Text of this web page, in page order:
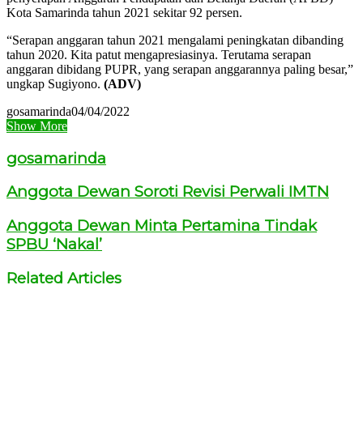
Kota Samarinda tahun 2021 sekitar 92 persen.
“Serapan anggaran tahun 2021 mengalami peningkatan dibanding
tahun 2020. Kita patut mengapresiasinya. Terutama serapan
anggaran dibidang PUPR, yang serapan anggarannya paling besar,”
ungkap Sugiyono. (ADV)
gosamarinda04/04/2022
Show More
gosamarinda
Anggota Dewan Soroti Revisi Perwali IMTN
Anggota Dewan Minta Pertamina Tindak
SPBU ‘Nakal’
Related Articles